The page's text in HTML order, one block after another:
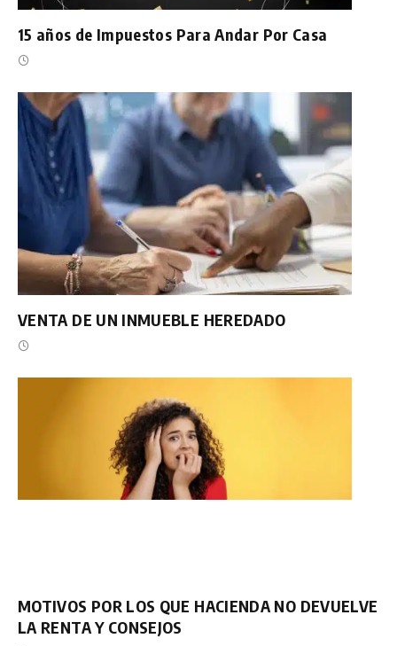
15 años de Impuestos Para Andar Por Casa
VENTA DE UN INMUEBLE HEREDADO
MOTIVOS POR LOS QUE HACIENDA NO DEVUELVE
LA RENTA Y CONSEJOS